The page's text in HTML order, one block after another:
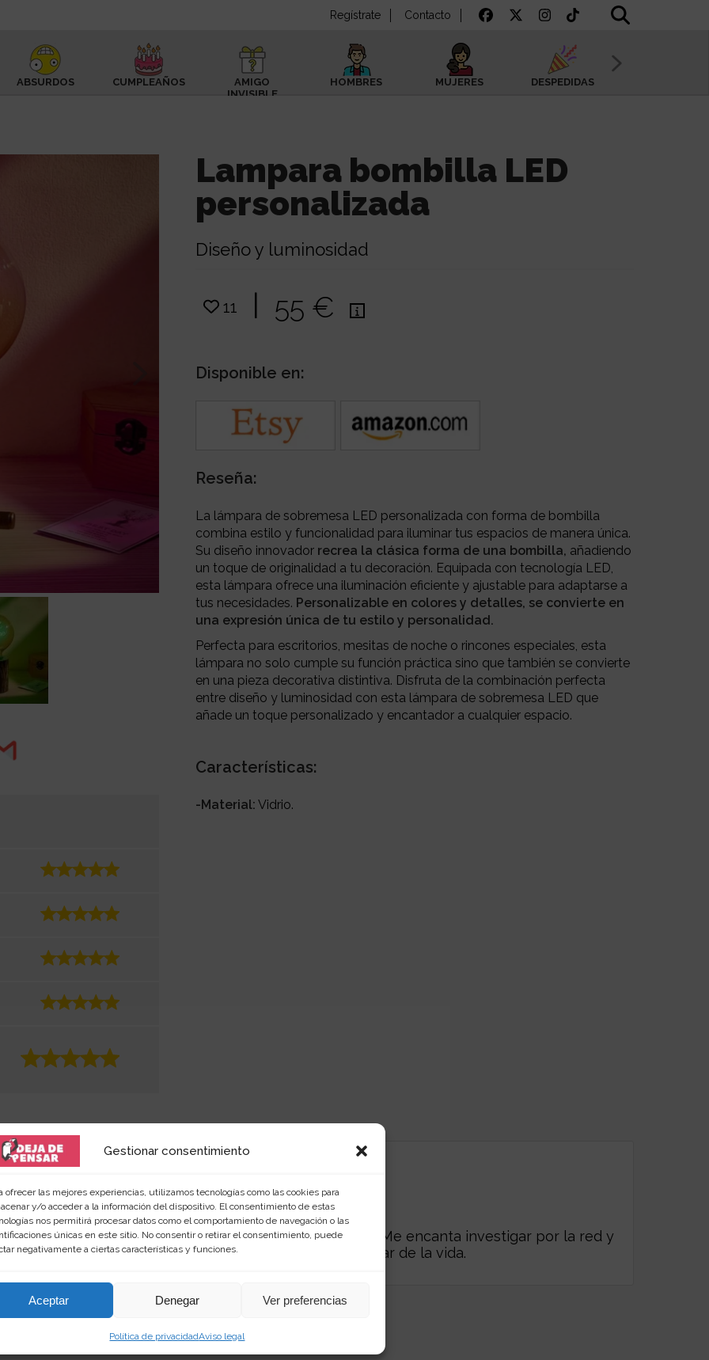
Gestionar consentimiento
ofrecer las mejores experiencias, utilizamos tecnologías como las cookies para
y/o acceder a la información del dispositivo. El consentimiento de estas
nos permitirá procesar datos como el comportamiento de navegación o las
únicas en este sitio. No consentir o retirar el consentimiento, puede
negativamente a ciertas características y funciones.
Aceptar Denegar Ver preferencias
Política de privacidadAviso legal
Regístrate Contacto
ABSURDOS CUMPLEAÑOS
AMIGO
INVISIBLE
HOMBRES MUJERES DESPEDIDAS
Lampara bombilla LED
personalizada
Diseño y luminosidad
11 | 55 €
Disponible en:
Reseña:
La lámpara de sobremesa LED personalizada con forma de bombilla
combina estilo y funcionalidad para iluminar tus espacios de manera única.
Su diseño innovador recrea la clásica forma de una bombilla, añadiendo
un toque de originalidad a tu decoración. Equipada con tecnología LED,
esta lámpara ofrece una iluminación eficiente y ajustable para adaptarse a
tus necesidades. Personalizable en colores y detalles, se convierte en
una expresión única de tu estilo y personalidad.
Perfecta para escritorios, mesitas de noche o rincones especiales, esta
lámpara no solo cumple su función práctica sino que también se convierte
en una pieza decorativa distintiva. Disfruta de la combinación perfecta
entre diseño y luminosidad con esta lámpara de sobremesa LED que
añade un toque personalizado y encantador a cualquier espacio.
Características:
-Material: Vidrio.
amante de las palabras y de los productos singulares. Me encanta investigar por la red y
endejadepensar.com. Me gusta el mar y disfrutar de la vida.